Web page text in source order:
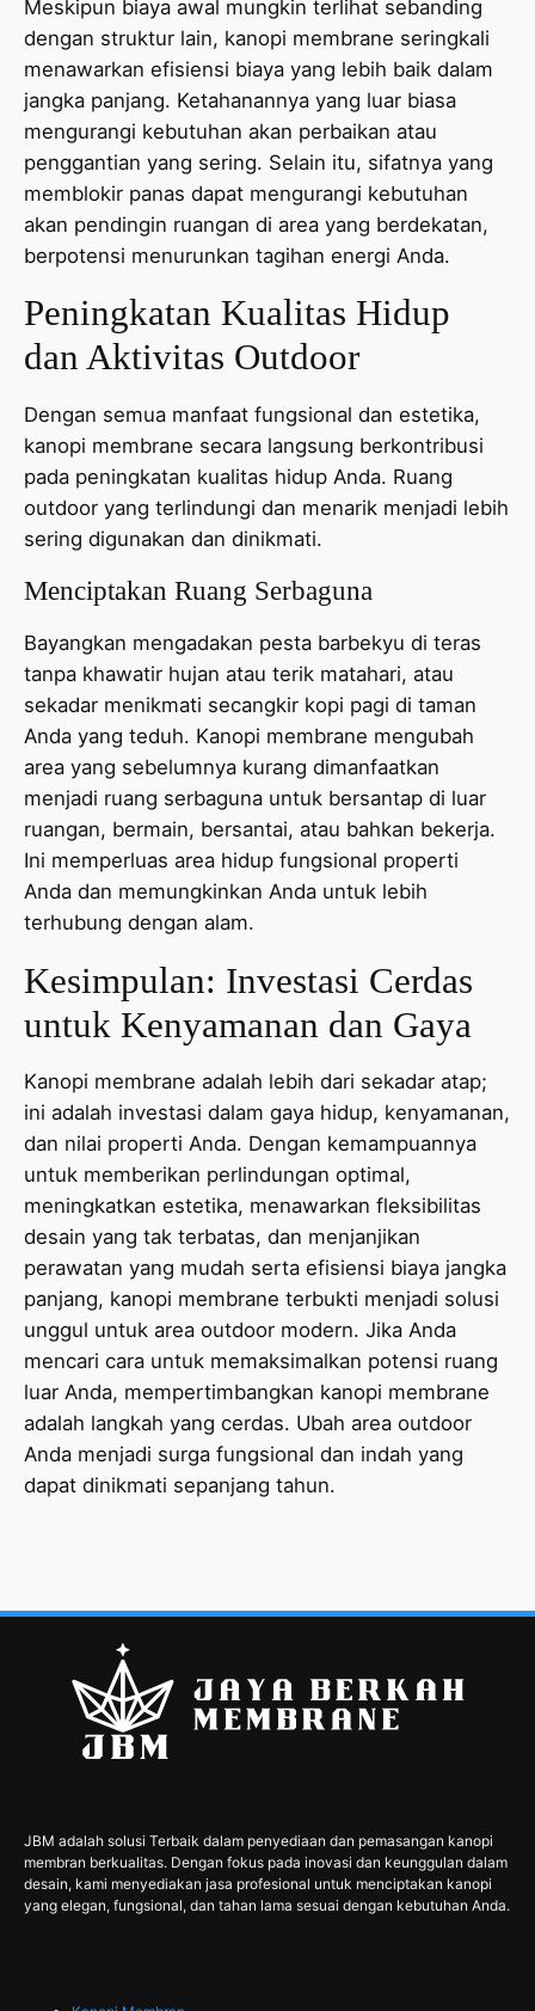
Meskipun biaya awal mungkin terlihat sebanding
dengan struktur lain, kanopi membrane seringkali
menawarkan efisiensi biaya yang lebih baik dalam
jangka panjang. Ketahanannya yang luar biasa
mengurangi kebutuhan akan perbaikan atau
penggantian yang sering. Selain itu, sifatnya yang
memblokir panas dapat mengurangi kebutuhan
akan pendingin ruangan di area yang berdekatan,
berpotensi menurunkan tagihan energi Anda.
Peningkatan Kualitas Hidup
dan Aktivitas Outdoor
Dengan semua manfaat fungsional dan estetika,
kanopi membrane secara langsung berkontribusi
pada peningkatan kualitas hidup Anda. Ruang
outdoor yang terlindungi dan menarik menjadi lebih
sering digunakan dan dinikmati.
Menciptakan Ruang Serbaguna
Bayangkan mengadakan pesta barbekyu di teras
tanpa khawatir hujan atau terik matahari, atau
sekadar menikmati secangkir kopi pagi di taman
Anda yang teduh. Kanopi membrane mengubah
area yang sebelumnya kurang dimanfaatkan
menjadi ruang serbaguna untuk bersantap di luar
ruangan, bermain, bersantai, atau bahkan bekerja.
Ini memperluas area hidup fungsional properti
Anda dan memungkinkan Anda untuk lebih
terhubung dengan alam.
Kesimpulan: Investasi Cerdas
untuk Kenyamanan dan Gaya
Kanopi membrane adalah lebih dari sekadar atap;
ini adalah investasi dalam gaya hidup, kenyamanan,
dan nilai properti Anda. Dengan kemampuannya
untuk memberikan perlindungan optimal,
meningkatkan estetika, menawarkan fleksibilitas
desain yang tak terbatas, dan menjanjikan
perawatan yang mudah serta efisiensi biaya jangka
panjang, kanopi membrane terbukti menjadi solusi
unggul untuk area outdoor modern. Jika Anda
mencari cara untuk memaksimalkan potensi ruang
luar Anda, mempertimbangkan kanopi membrane
adalah langkah yang cerdas. Ubah area outdoor
Anda menjadi surga fungsional dan indah yang
dapat dinikmati sepanjang tahun.
JBM adalah solusi Terbaik dalam penyediaan dan pemasangan kanopi
membran berkualitas. Dengan fokus pada inovasi dan keunggulan dalam
desain, kami menyediakan jasa profesional untuk menciptakan kanopi
yang elegan, fungsional, dan tahan lama sesuai dengan kebutuhan Anda.